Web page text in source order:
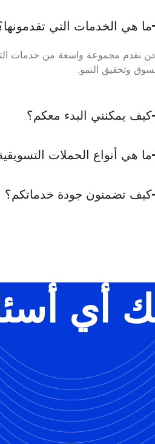
ما هي الخدمات التي
نقدم مجموعة واسعة من خدمات
وتحقيق النمو.
كيف يمكنني البدء معكم؟
ما هي أنواع الحملات
كيف تضمنون جودة خدماتكم؟
أي